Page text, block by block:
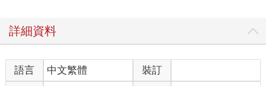
詳細資料
語言 中文繁體
裝訂